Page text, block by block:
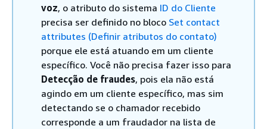
voz, o atributo do sistema ID do Cliente
precisa ser definido no bloco Set contact
attributes (Definir atributos do contato)
porque ele está atuando em um cliente
específico. Você não precisa fazer isso para
Detecção de fraudes, pois ela não está
agindo em um cliente específico, mas sim
detectando se o chamador recebido
corresponde a um fraudador na lista de